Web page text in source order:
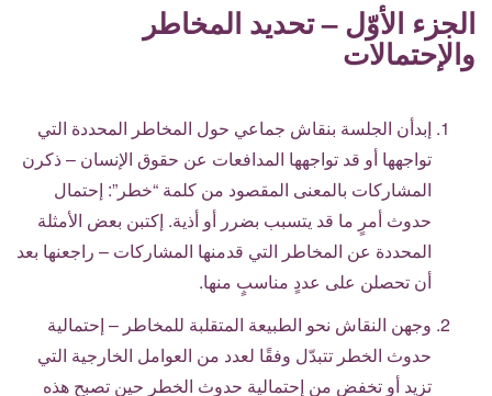
الجزء الأوّل – تحديد المخاطر
والإحتمالات
إبدأن الجلسة بنقاش جماعي حول المخاطر المحددة التي
تواجهها أو قد تواجهها المدافعات عن حقوق الإنسان – ذكرن
المشاركات بالمعنى المقصود من كلمة “خطر”: إحتمال
حدوث أمرٍ ما قد يتسبب بضرر أو أذية. إكتبن بعض الأمثلة
المحددة عن المخاطر التي قدمنها المشاركات – راجعنها بعد
أن تحصلن على عددٍ مناسبٍ منها.
وجهن النقاش نحو الطبيعة المتقلبة للمخاطر – إحتمالية
حدوث الخطر تتبدّل وفقًا لعدد من العوامل الخارجية التي
تزيد أو تخفض من إحتمالية حدوث الخطر حين تصبح هذه